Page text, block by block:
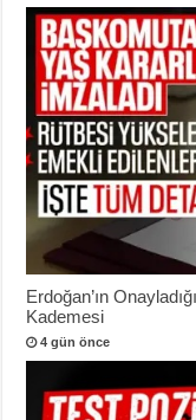
Erdoğan’ın
Kademesi
4 gün önce